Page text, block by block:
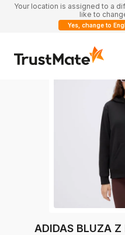
Your location is assigned to a
like to
Yes, change to
ADIDAS BLUZA Z